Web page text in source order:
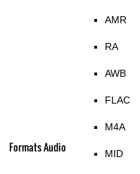
Formats Audio
AMR
RA
AWB
FLAC
M4A
MID